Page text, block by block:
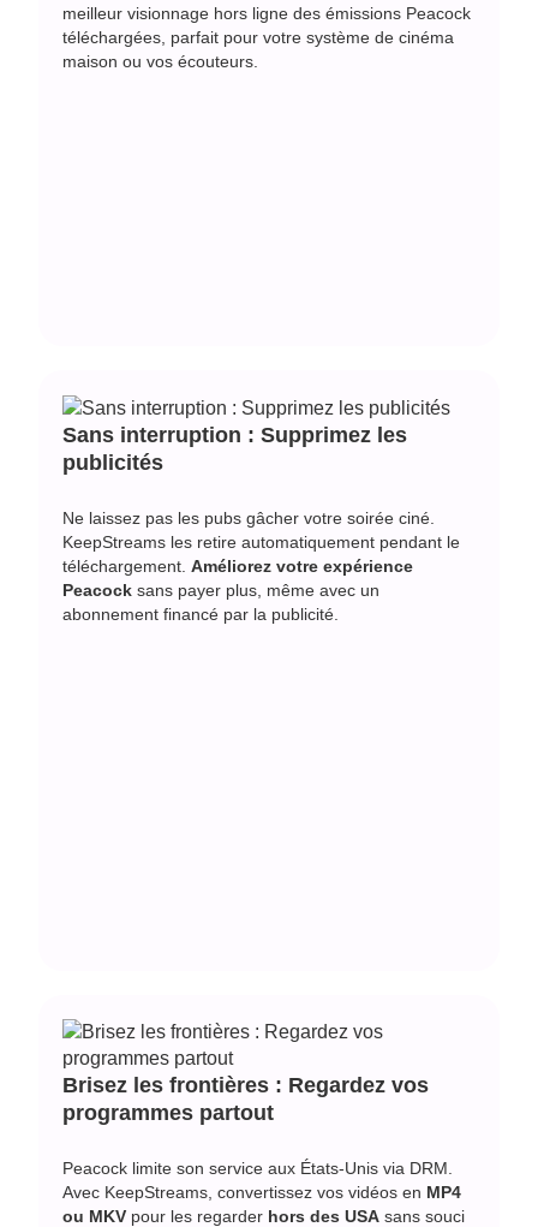
meilleur visionnage hors ligne des émissions Peacock
téléchargées, parfait pour votre système de cinéma
maison ou vos écouteurs.
Sans interruption : Supprimez les
publicités
Ne laissez pas les pubs gâcher votre soirée ciné.
KeepStreams les retire automatiquement pendant le
téléchargement.Améliorez votre expérience
Peacock sans payer plus, même avec un
abonnement financé par la publicité.
Brisez les frontières : Regardez vos
programmes partout
Peacock limite son service aux États-Unis via DRM.
Avec KeepStreams, convertissez vos vidéos en MP4
ou MKV pour les regarder hors des USA sans souci